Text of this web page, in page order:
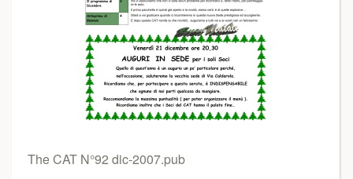
The CAT N°92 dic-2007.pub